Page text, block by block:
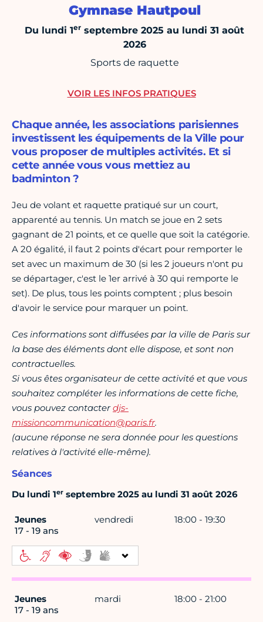
Gymnase Hautpoul
Du lundi 1er septembre 2025 au lundi 31 août
2026
Sports de raquette
Chaque année, les associations parisiennes
investissent les équipements de la Ville pour
vous proposer de multiples activités. Et si
cette année vous vous mettiez au
badminton ?
Jeu de volant et raquette pratiqué sur un court,
apparenté au tennis. Un match se joue en 2 sets
gagnant de 21 points, et ce quelle que soit la catégorie.
A 20 égalité, il faut 2 points d'écart pour remporter le
set avec un maximum de 30 (si les 2 joueurs n'ont pu
se départager, c'est le 1er arrivé à 30 qui remporte le
set). De plus, tous les points comptent ; plus besoin
d'avoir le service pour marquer un point.
Ces informations sont diffusées par la ville de Paris sur
la base des éléments dont elle dispose, et sont non
contractuelles.
Si vous êtes organisateur de cette activité et que vous
souhaitez compléter les informations de cette fiche,
vous pouvez contacterdjs-
missioncommunication@paris.fr.
(aucune réponse ne sera donnée pour les questions
relatives à l'activité elle-même).
Séances
Du lundi 1er septembre 2025 au lundi 31 août 2026
Jeunes
17 - 19 ans
vendredi 18:00 - 19:30
Jeunes
17 - 19 ans
mardi 18:00 - 21:00
VOIR LES INFOS PRATIQUES